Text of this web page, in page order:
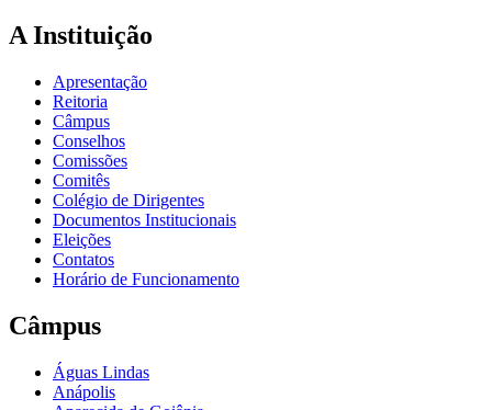
A Instituição
Apresentação
Reitoria
Câmpus
Conselhos
Comissões
Comitês
Colégio de Dirigentes
Documentos Institucionais
Eleições
Contatos
Horário de Funcionamento
Câmpus
Águas Lindas
Anápolis